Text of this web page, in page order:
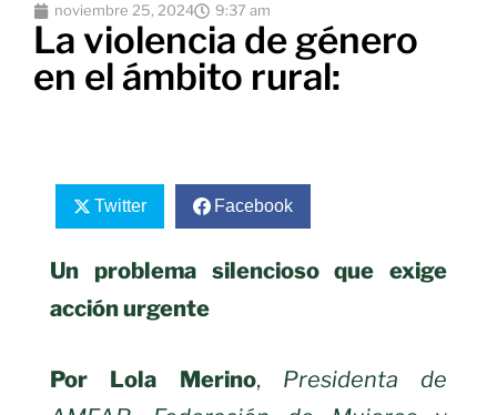
noviembre 25, 2024 9:37 am
La violencia de género
en el ámbito rural:
Twitter Facebook
Un problema silencioso que exige
acción urgente
Por Lola Merino, Presidenta de